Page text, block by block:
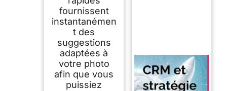
fournissent
instantanémen
t des
suggestions
adaptées à
votre photo
afin que vous
puissiez